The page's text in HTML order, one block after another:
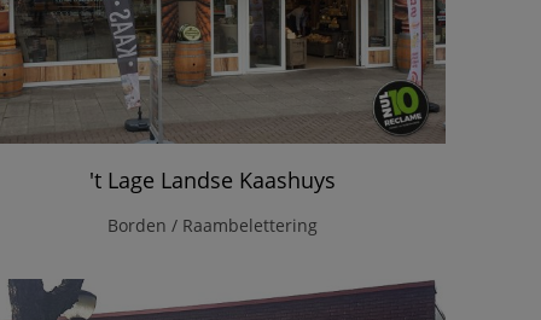
't Lage Landse Kaashuys
Borden / Raambelettering